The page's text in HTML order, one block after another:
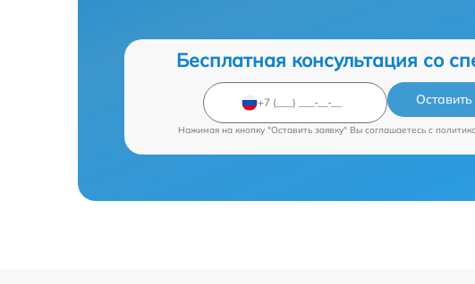
Бесплатная консультация со
Нажимая на кнопку "Оставить заявку" Вы соглашаетесь c